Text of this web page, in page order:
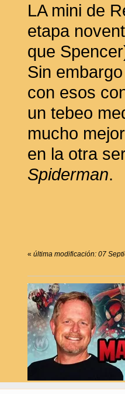
LA mini de
etapa
que
Sin
con esos
un tebeo
mucho
en la otra
Spiderman.
«última modificación: 07